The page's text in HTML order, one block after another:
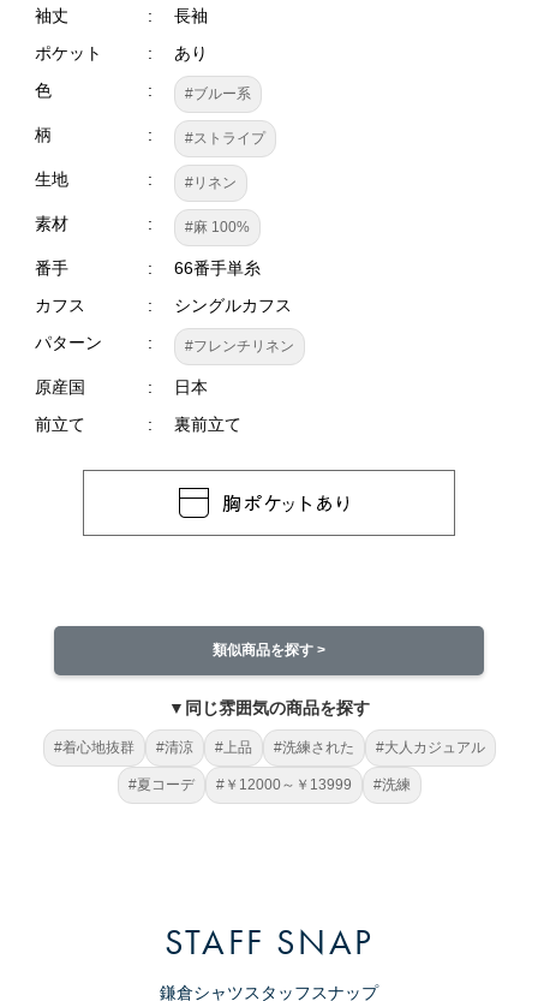
袖丈
長袖
ポケット
あり
色
#ブルー系
柄 #ストライプ
生地 #リネン
素材 #麻 100%
番手
66番手単糸
カフス
シングルカフス
パターン
#フレンチリネン
原産国
日本
前立て
裏前立て
類似商品を探す >
▼同じ雰囲気の商品を探す
#着心地抜群 #清涼 #上品 #洗練された #大人カジュアル
#夏コーデ #￥12000～￥13999 #洗練
STAFF SNAP
鎌倉シャツスタッフスナップ